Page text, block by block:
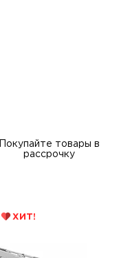
Покупайте товары в
рассрочку
ХИТ!